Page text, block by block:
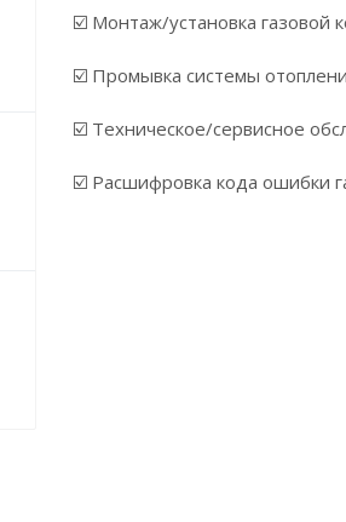
☑️ Монтаж/установка газовой
☑️ Промывка системы
☑️ Техническое/сервисное
☑️ Расшифровка кода ошибки